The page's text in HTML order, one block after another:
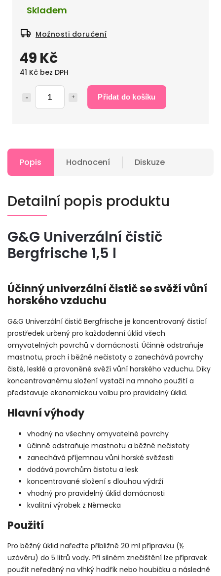
49 Kč
41 Kč bez DPH
Přidat do košíku
Skladem
Možnosti doručení
Popis Hodnocení Diskuze
Detailní popis produktu
G&G Univerzální čistič
Bergfrische 1,5 l
Účinný univerzální čistič se svěží vůní
horského vzduchu
G&G Univerzální čistič Bergfrische je koncentrovaný čisticí
prostředek určený pro každodenní úklid všech
omyvatelných povrchů v domácnosti. Účinně odstraňuje
mastnotu, prach i běžné nečistoty a zanechává povrchy
čisté, lesklé a provoněné svěží vůní horského vzduchu. Díky
koncentrovanému složení vystačí na mnoho použití a
představuje ekonomickou volbu pro pravidelný úklid.
Hlavní výhody
vhodný na všechny omyvatelné povrchy
účinně odstraňuje mastnotu a běžné nečistoty
zanechává příjemnou vůni horské svěžesti
dodává povrchům čistotu a lesk
koncentrované složení s dlouhou výdrží
vhodný pro pravidelný úklid domácnosti
kvalitní výrobek z Německa
Použití
Pro běžný úklid nařeďte přibližně 20 ml přípravku (½
uzávěru) do 5 litrů vody. Při silném znečištění lze přípravek
použít neředěný na vlhký hadřík nebo houbičku a následně